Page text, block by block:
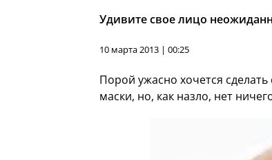
Удивите свое лицо
10 марта 2013 | 00:25
Порой ужасно хочется
маски, но, как назло, нет